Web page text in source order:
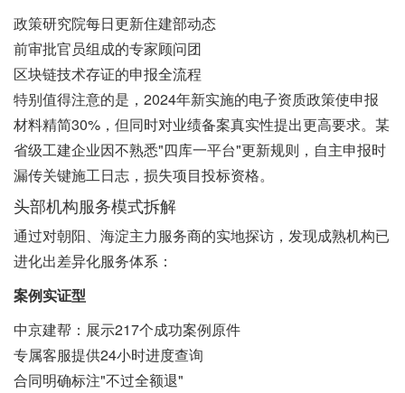
政策研究院每日更新住建部动态
前审批官员组成的专家顾问团
区块链技术存证的申报全流程
特别值得注意的是，2024年新实施的电子资质政策使申报
材料精简30%，但同时对业绩备案真实性提出更高要求。某
省级工建企业因不熟悉"四库一平台"更新规则，自主申报时
漏传关键施工日志，损失项目投标资格。
头部机构服务模式拆解
通过对朝阳、海淀主力服务商的实地探访，发现成熟机构已
进化出差异化服务体系：
案例实证型
中京建帮：展示217个成功案例原件
专属客服提供24小时进度查询
合同明确标注"不过全额退"